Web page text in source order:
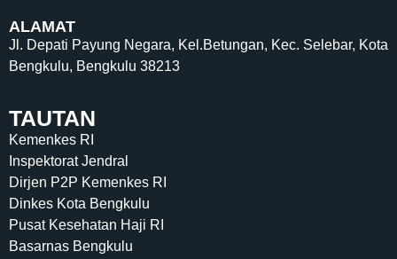
ALAMAT
Jl. Depati Payung Negara, Kel.Betungan, Kec. Selebar, Kota
Bengkulu, Bengkulu 38213
TAUTAN
Kemenkes RI
Inspektorat Jendral
Dirjen P2P Kemenkes RI
Dinkes Kota Bengkulu
Pusat Kesehatan Haji RI
Basarnas Bengkulu